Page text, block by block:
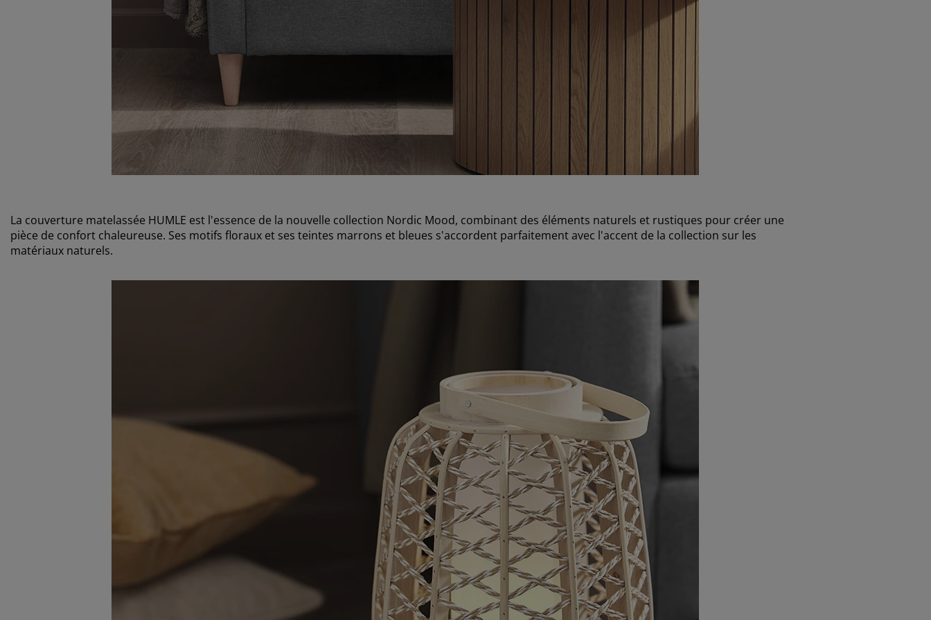
La couverture matelassée HUMLE est l'essence de la nouvelle collection Nordic Mood, combinant des éléments naturels et rustiques pour créer une
pièce de confort chaleureuse. Ses motifs floraux et ses teintes marrons et bleues s'accordent parfaitement avec l'accent de la collection sur les
matériaux naturels.